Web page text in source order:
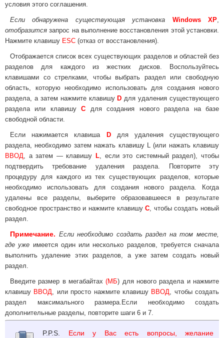
условия этого соглашения.
Если обнаружена существующая установка Windows XP,
отобразится запрос на выполнение восстановления этой установки.
Нажмите клавишу ESC (отказ от восстановления).
Отображается список всех существующих разделов и областей без
разделов для каждого из жестких дисков. Воспользуйтесь
клавишами со стрелками, чтобы выбрать раздел или свободную
область, которую необходимо использовать для создания нового
раздела, а затем нажмите клавишу D для удаления существующего
раздела или клавишу
C для создания нового раздела на базе
свободной области.
Если нажимается клавиша Dдля удаления существующего
раздела, необходимо затем нажать клавишу L (или нажать клавишу
ВВОД, а затем — клавишу L, если это системный раздел), чтобы
подтвердить требование удаления раздела. Повторите эту
процедуру для каждого из тех существующих разделов, которые
необходимо использовать для создания нового раздела. Когда
удалены все разделы, выберите образовавшееся в результате
свободное пространство и нажмите клавишуC, чтобы создать новый
раздел.
Примечание. Если необходимо создать раздел на том месте,
где уже имеется один или несколько разделов, требуется сначала
выполнить удаление этих разделов, а уже затем создать новый
раздел.
Введите размер в мегабайтах(МБ) для нового раздела и нажмите
клавишу ВВОД, или просто нажмите клавишу ВВОД, чтобы создать
раздел максимального размера.Если необходимо создать
дополнительные разделы, повторите шаги 6 и 7.
P.P.S. Если у Вас есть вопросы, желание